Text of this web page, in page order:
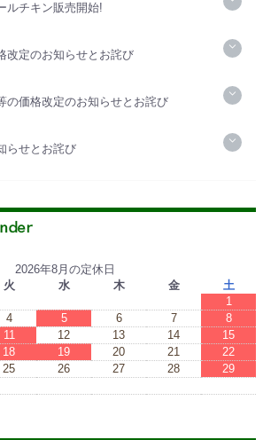
ルチキン販売開始!
改定のお知らせとお詫び
の価格改定のお知らせとお詫び
らせとお詫び
2026年8月の定休日
火 水 木 金
土
1
4 5 6 7
8
11 12 13 14
15
18 19 20 21
22
25 26 27 28
29